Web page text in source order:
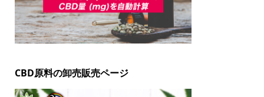
CBD原料の卸売販売ページ